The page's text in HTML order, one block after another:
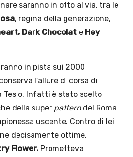
saranno in otto al via, tra le
, regina della generazione,
Dark Chocolat e Hey
in pista sui 2000
l’allure di corsa di
Tesio. Infatti è stato scelto
della super pattern del Roma
uscente. Contro di lei
decisamente ottime,
Flower. Prometteva